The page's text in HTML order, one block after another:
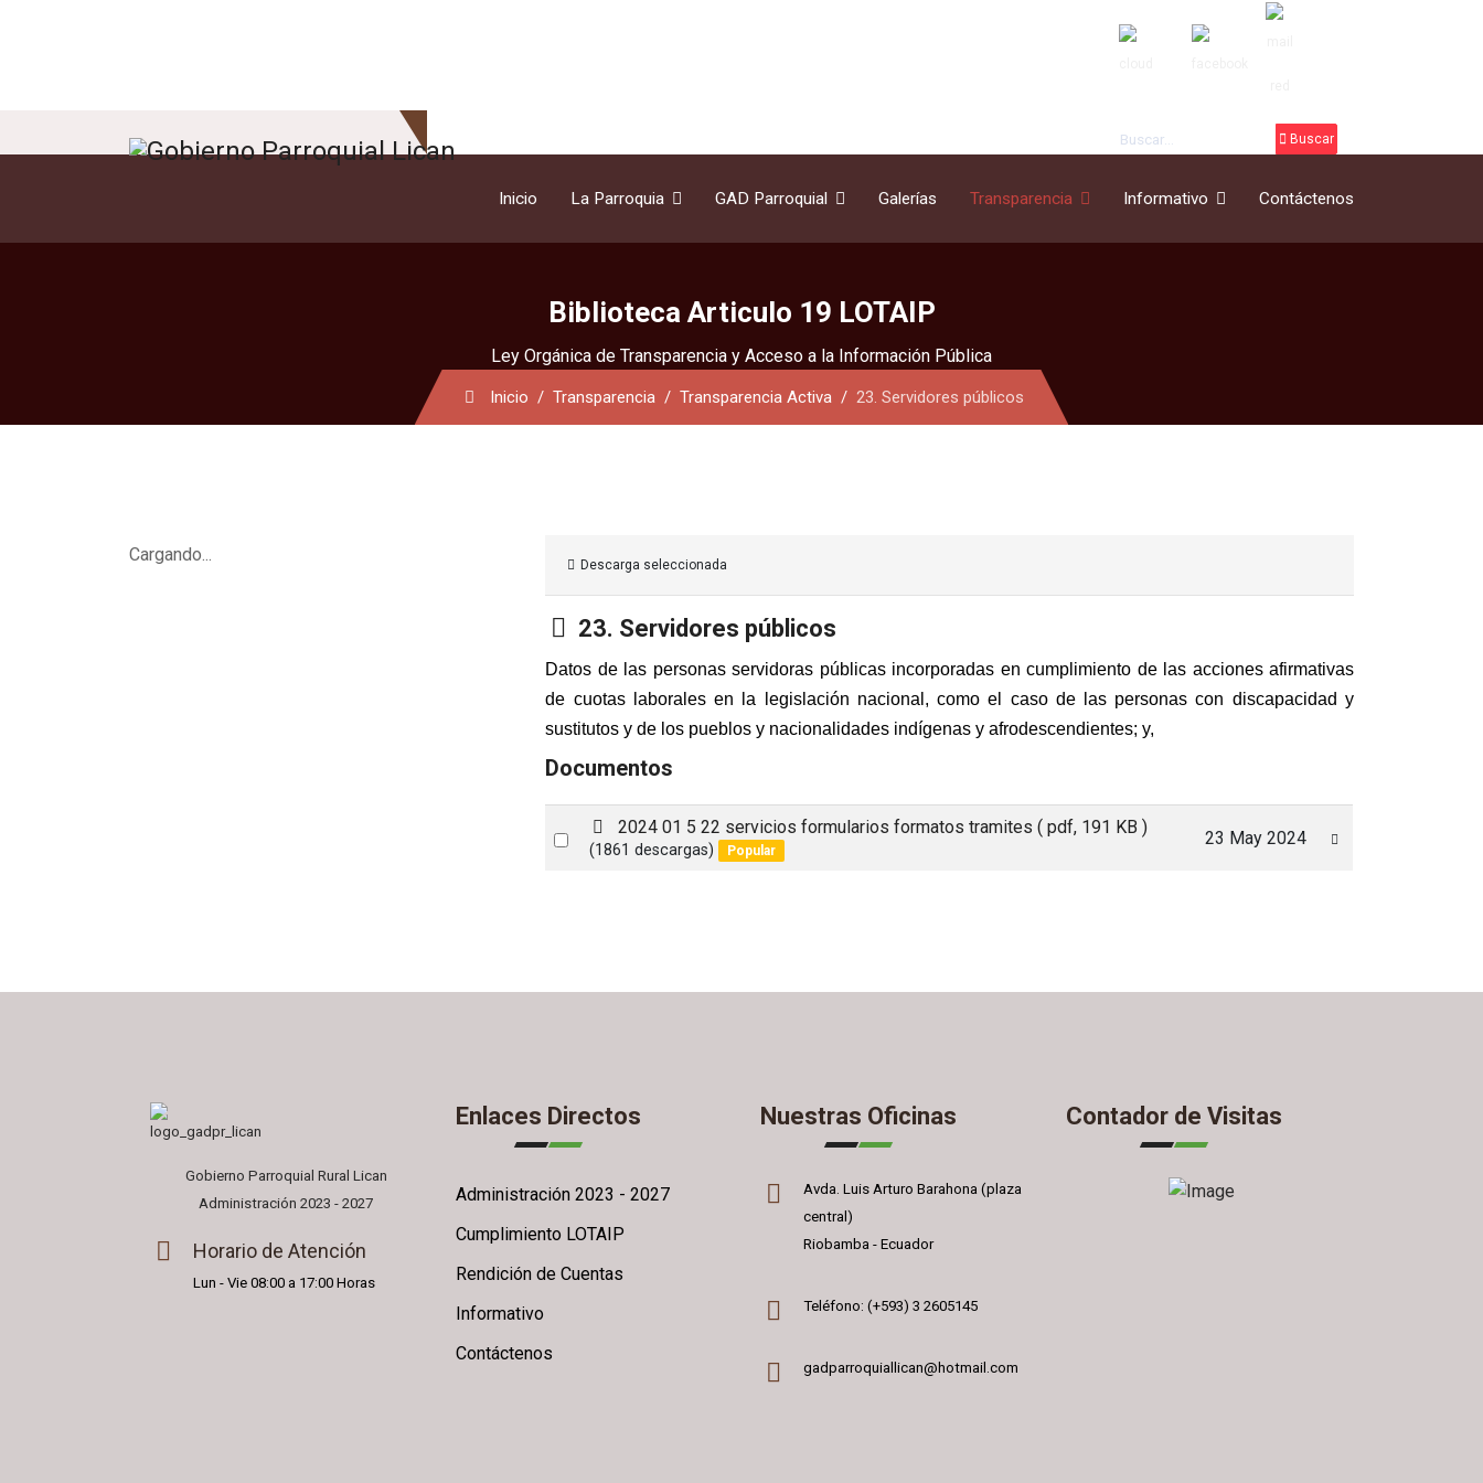
Buscar
Inicio La Parroquia GAD Parroquial Galerías Transparencia Informativo Contáctenos
Biblioteca Articulo 19 LOTAIP
Ley Orgánica de Transparencia y Acceso a la Información Pública
Inicio Transparencia Transparencia Activa 23. Servidores públicos
Cargando...
Descarga seleccionada
Carpeta
23. Servidores públicos
Datos de las personas servidoras públicas incorporadas en cumplimiento de las acciones afirmativas
de cuotas laborales en la legislación nacional, como el caso de las personas con discapacidad y
sustitutos y de los pueblos y nacionalidades indígenas y afrodescendientes; y,
Documentos
Select
p
d
2024 01 5 22 servicios formularios formatos tramites ( pdf, 191 KB )
(1861 descargas) Popular
23 May 2024
Gobierno Parroquial Rural Lican
Administración 2023 - 2027
Horario de Atención
Lun - Vie 08:00 a 17:00 Horas
Enlaces Directos
Administración 2023 - 2027
Cumplimiento LOTAIP
Rendición de Cuentas
Informativo
Contáctenos
Nuestras Oficinas
Avda. Luis Arturo Barahona (plaza
central)
Riobamba - Ecuador
Teléfono: (+593) 3 2605145
gadparroquiallican@hotmail.com
Contador de Visitas